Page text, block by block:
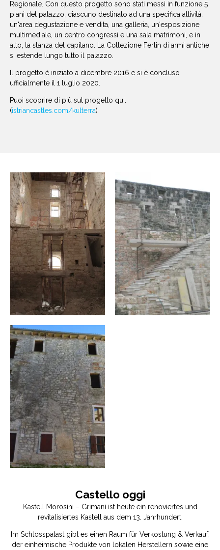
Regionale. Con questo progetto sono stati messi in funzione 5
piani del palazzo, ciascuno destinato ad una specifica attività:
un'area degustazione e vendita, una galleria, un'esposizione
multimediale, un centro congressi e una sala matrimoni, e in
alto, la stanza del capitano. La Collezione Ferlin di armi antiche
si estende lungo tutto il palazzo.
Il progetto è iniziato a dicembre 2016 e si è concluso
ufficialmente il 1 luglio 2020.
Puoi scoprire di più sul progetto qui.
(istriancastles.com/kulterra)
Castello oggi
Kastell Morosini – Grimani ist heute ein renoviertes und
revitalisiertes Kastell aus dem 13. Jahrhundert.
Im Schlosspalast gibt es einen Raum für Verkostung & Verkauf,
der einheimische Produkte von lokalen Herstellern sowie eine